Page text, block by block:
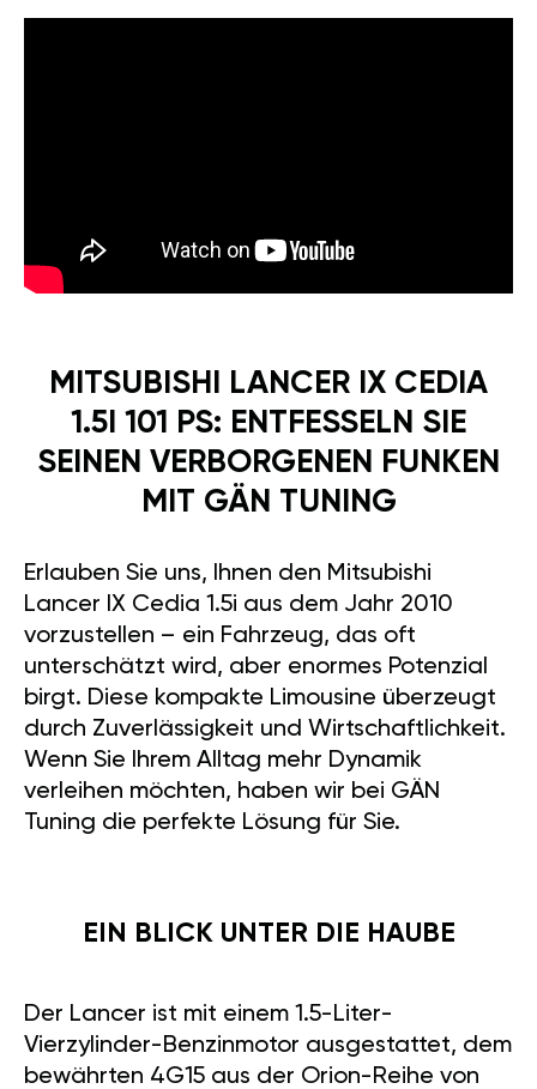
MITSUBISHI LANCER IX CEDIA
1.5I 101 PS: ENTFESSELN SIE
SEINEN VERBORGENEN FUNKEN
MIT GÄN TUNING
Erlauben Sie uns, Ihnen den Mitsubishi
Lancer IX Cedia 1.5i aus dem Jahr 2010
vorzustellen – ein Fahrzeug, das oft
unterschätzt wird, aber enormes Potenzial
birgt. Diese kompakte Limousine überzeugt
durch Zuverlässigkeit und Wirtschaftlichkeit.
Wenn Sie Ihrem Alltag mehr Dynamik
verleihen möchten, haben wir bei GÄN
Tuning die perfekte Lösung für Sie.
EIN BLICK UNTER DIE HAUBE
Der Lancer ist mit einem 1.5-Liter-
Vierzylinder-Benzinmotor ausgestattet, dem
bewährten 4G15 aus der Orion-Reihe von